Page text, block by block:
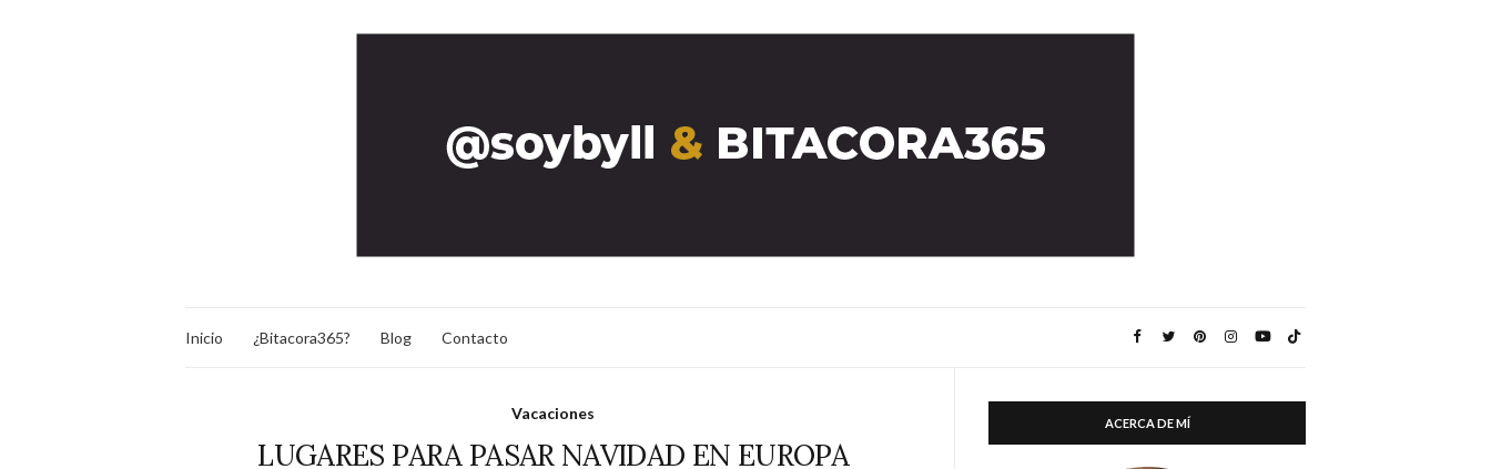
Inicio ¿Bitacora365? Blog Contacto
Vacaciones
LUGARES PARA PASAR NAVIDAD EN EUROPA
ACERCA DE MÍ